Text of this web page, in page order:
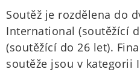
Soutěž je rozdělena do
International (soutěžící
(soutěžící do 26 let).
soutěže jsou v kategorii